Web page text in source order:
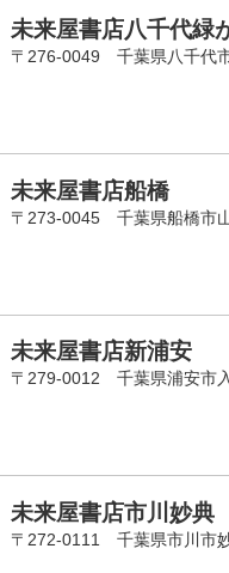
未来屋書店八千代緑
〒276-0049 千葉県八千代
未来屋書店船橋
〒273-0045 千葉県船橋市
未来屋書店新浦安
〒279-0012 千葉県浦安市
未来屋書店市川妙典
〒272-0111 千葉県市川市